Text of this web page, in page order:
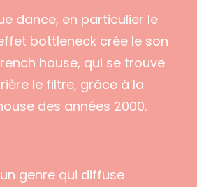
dance, en particulier le
bottleneck crée le son
house, qui se trouve
le filtre, grâce à la
des années 2000.
genre qui diffuse